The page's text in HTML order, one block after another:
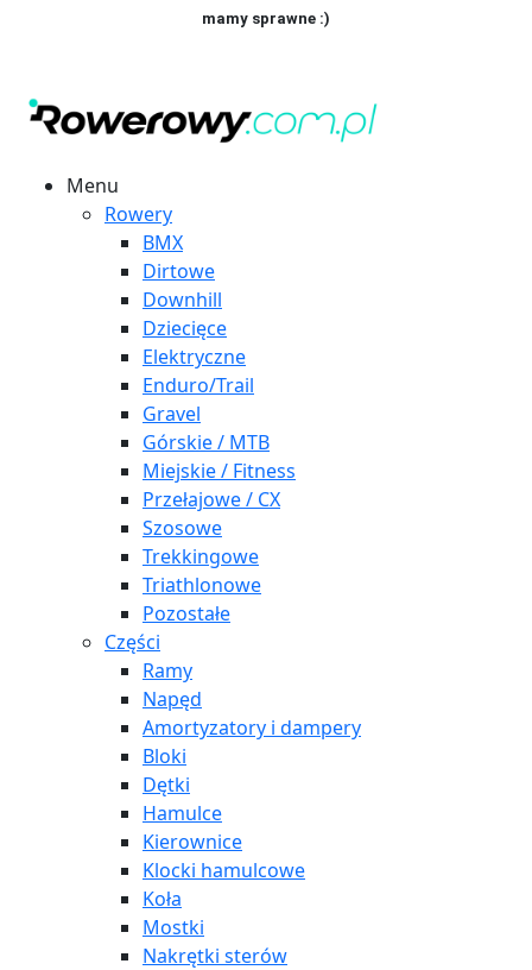
mamy sprawne :)
Menu
Rowery
BMX
Dirtowe
Downhill
Dziecięce
Elektryczne
Enduro/Trail
Gravel
Górskie / MTB
Miejskie / Fitness
Przełajowe / CX
Szosowe
Trekkingowe
Triathlonowe
Pozostałe
Części
Ramy
Napęd
Amortyzatory i dampery
Bloki
Dętki
Hamulce
Kierownice
Klocki hamulcowe
Koła
Mostki
Nakrętki sterów